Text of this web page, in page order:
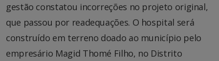
gestão constatou incorreções no projeto original,
que passou por readequações. O hospital será
construído em terreno doado ao município pelo
empresário Magid Thomé Filho, no Distrito